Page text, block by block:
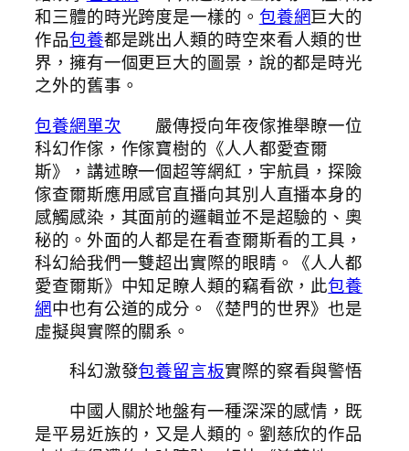
和三體的時光跨度是一樣的。 包養網巨大的
作品包養都是跳出人類的時空來看人類的世
界，擁有一個更巨大的圖景，說的都是時光
之外的舊事。
包養網單次 嚴傳授向年夜傢推舉瞭一位
科幻作傢，作傢寶樹的《人人都愛查爾
斯》，講述瞭一個超等網紅，宇航員，探險
傢查爾斯應用感官直播向其別人直播本身的
感觸感染，其面前的邏輯並不是超驗的、奧
秘的。外面的人都是在看查爾斯看的工具，
科幻給我們一雙超出實際的眼睛。《人人都
愛查爾斯》中知足瞭人類的竊看欲，此包養
網中也有公道的成分。《楚門的世界》也是
虛擬與實際的關系。
科幻激發包養留言板實際的察看與警悟
中國人關於地盤有一種深深的感情，既
是平易近族的，又是人類的。劉慈欣的作品